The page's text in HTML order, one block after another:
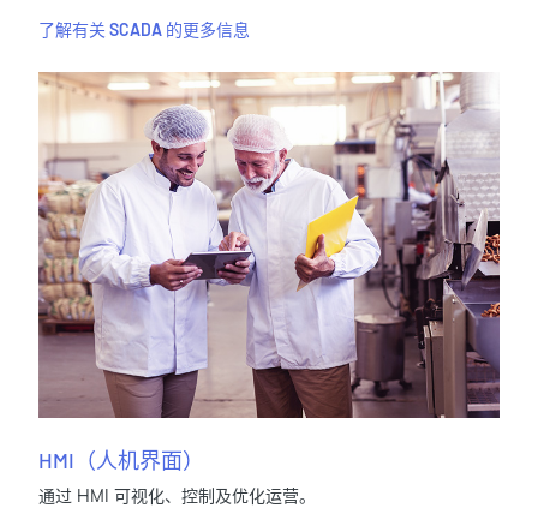
了解有关 SCADA 的更多信息
HMI（人机界面）
通过 HMI 可视化、控制及优化运营。